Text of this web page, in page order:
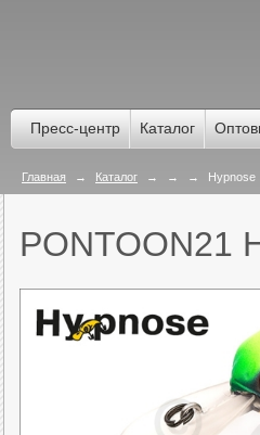
Пресс-центр Каталог
Главная → Каталог → → → Hypnose
PONTOON21